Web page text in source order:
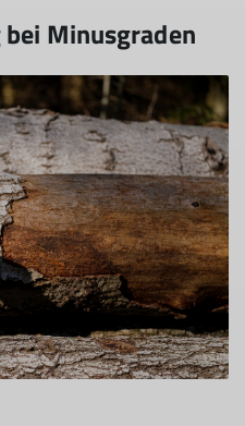
Minusgraden